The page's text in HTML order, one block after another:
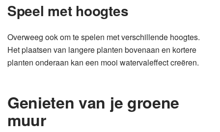
Speel met hoogtes
Overweeg ook om te spelen met verschillende hoogtes.
Het plaatsen van langere planten bovenaan en kortere
planten onderaan kan een mooi watervaleffect creëren.
Genieten van je groene
muur